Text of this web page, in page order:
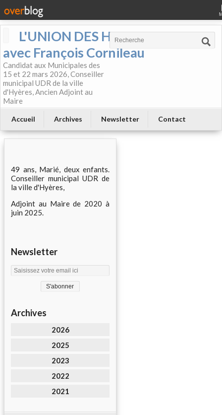
L'UNION DES HYEROIS
avec François Cornileau
Candidat aux Municipales des
15 et 22 mars 2026, Conseiller
municipal UDR de la ville
d'Hyères, Ancien Adjoint au
Maire
Accueil Archives Newsletter Contact
49 ans, Marié, deux enfants.
Conseiller municipal UDR de
la ville d'Hyères,
Adjoint au Maire de 2020 à
juin 2025.
Newsletter
Archives
2026
2025
2023
2022
2021